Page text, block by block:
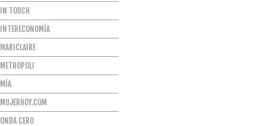
IN TOUCH
INTERECONOMÍA
MARICLAIRE
METROPOLI
MÍA
MUJERHOY.COM
ONDA CERO